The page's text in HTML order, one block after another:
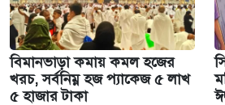
বিমানভাড়া কমায় কমল হজের
খরচ, সর্বনিম্ন হজ প্যাকেজ ৫ লাখ
৫ হাজার টাকা